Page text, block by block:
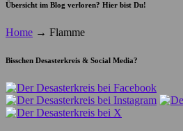
Übersicht im Blog verloren? Hier bist Du!
Home → Flamme
Bisschen Desasterkreis & Social Media?